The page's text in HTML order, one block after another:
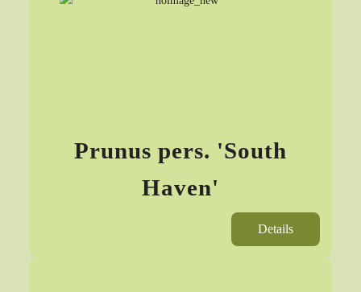
Prunus pers. 'South
Haven'
Details